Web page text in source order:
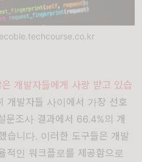
개발자들에게 사랑 받고 있습
개발자들 사이에서 가장 선호
문조사 결과에서 66.4%의 개
습니다. 이러한 도구들은 개발
적인 워크플로를 제공함으로